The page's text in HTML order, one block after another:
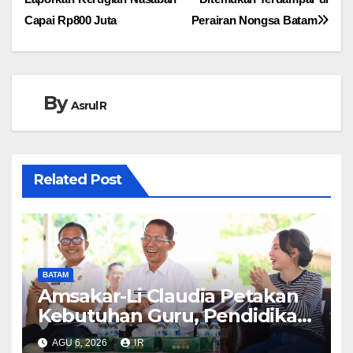
pos
Perairan Nongsa Batam
Capai Rp800 Juta
ByAsrul R
Related Post
BATAM
Amsakar-Li Claudia Petakan
Kebutuhan Guru, Pendidikan
Berkualitas Jadi Prioritas
AGU 6, 2026 IR